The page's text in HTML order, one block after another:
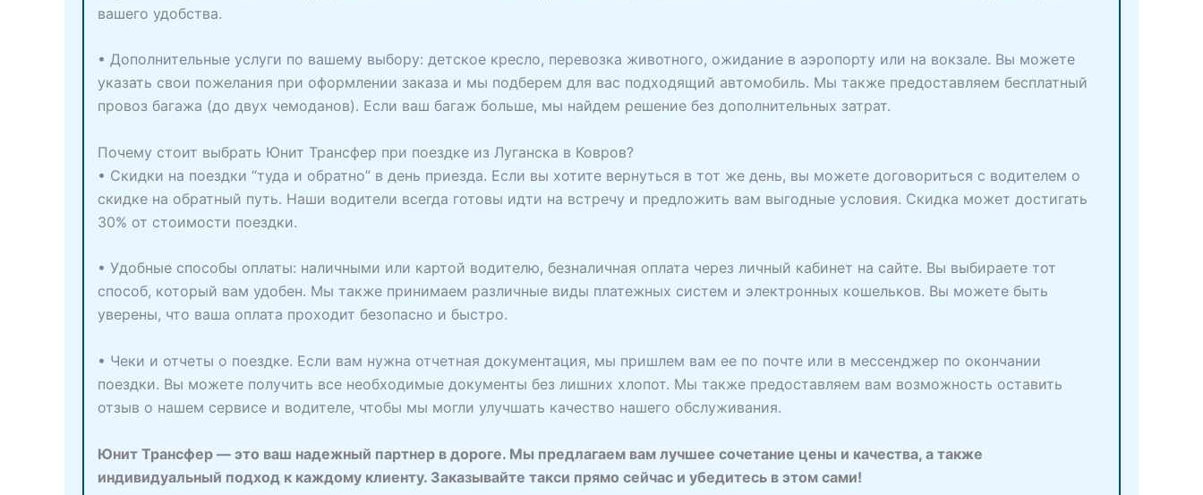
вашего удобства.
• Дополнительные услуги по вашему выбору: детское кресло, перевозка животного, ожидание в аэропорту или на вокзале. Вы можете
указать свои пожелания при оформлении заказа и мы подберем для вас подходящий автомобиль. Мы также предоставляем бесплатный
провоз багажа (до двух чемоданов). Если ваш багаж больше, мы найдем решение без дополнительных затрат.
Почему стоит выбрать Юнит Трансфер при поездке из Луганска в Ковров?
• Скидки на поездки “туда и обратно” в день приезда. Если вы хотите вернуться в тот же день, вы можете договориться с водителем о
скидке на обратный путь. Наши водители всегда готовы идти на встречу и предложить вам выгодные условия. Скидка может достигать
30% от стоимости поездки.
• Удобные способы оплаты: наличными или картой водителю, безналичная оплата через личный кабинет на сайте. Вы выбираете тот
способ, который вам удобен. Мы также принимаем различные виды платежных систем и электронных кошельков. Вы можете быть
уверены, что ваша оплата проходит безопасно и быстро.
• Чеки и отчеты о поездке. Если вам нужна отчетная документация, мы пришлем вам ее по почте или в мессенджер по окончании
поездки. Вы можете получить все необходимые документы без лишних хлопот. Мы также предоставляем вам возможность оставить
отзыв о нашем сервисе и водителе, чтобы мы могли улучшать качество нашего обслуживания.
Юнит Трансфер — это ваш надежный партнер в дороге. Мы предлагаем вам лучшее сочетание цены и качества, а также
индивидуальный подход к каждому клиенту. Заказывайте такси прямо сейчас и убедитесь в этом сами!